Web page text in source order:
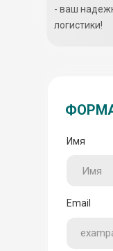
- ваш
логистики!
Имя
Email